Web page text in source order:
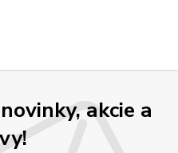
akcie a